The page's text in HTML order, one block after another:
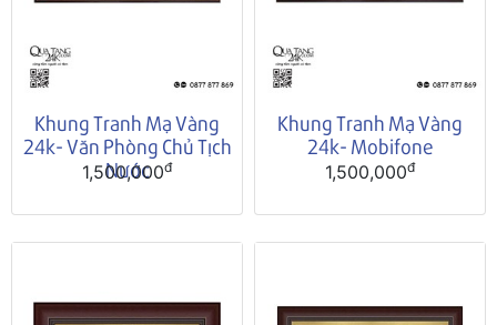
Khung Tranh Mạ Vàng
24k- Văn Phòng Chủ Tịch
Nước
1,500,000đ
Khung Tranh Mạ Vàng
24k- Mobifone
1,500,000đ